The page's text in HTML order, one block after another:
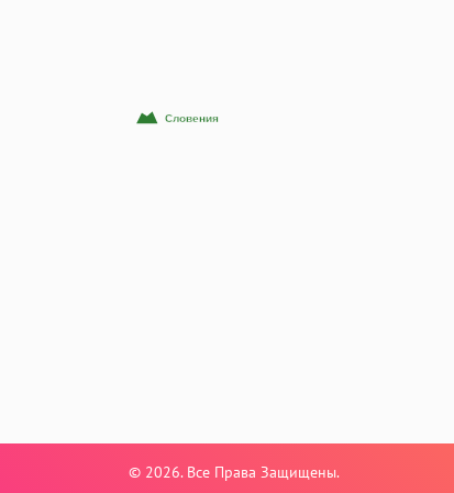
© 2026. Все Права Защищены.